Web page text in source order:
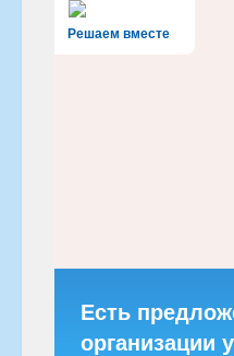
Решаем вместе
Есть
организации